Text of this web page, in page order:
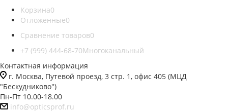
Корзина0
Отложенные0
Сравнение товаров0
+7 (999) 444-68-70Многоканальный
Контактная информация
г. Москва, Путевой проезд, 3 стр. 1, офис 405 (МЦД
"Бескудниково")
Пн-Пт 10.00-18.00
info@opticsprof.ru